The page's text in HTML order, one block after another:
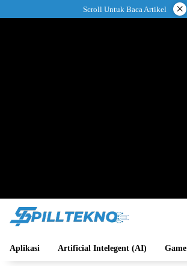
ke
Scroll Untuk Baca Artikel ×
Aplikasi Artificial Intelegent (AI) Game